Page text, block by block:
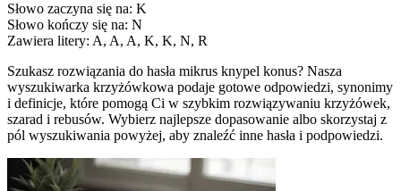
Słowo zaczyna się na: K
Słowo kończy się na: N
Zawiera litery: A, A, A, K, K, N, R
Szukasz rozwiązania do hasła mikrus knypel konus? Nasza
wyszukiwarka krzyżówkowa podaje gotowe odpowiedzi, synonimy
i definicje, które pomogą Ci w szybkim rozwiązywaniu krzyżówek,
szarad i rebusów. Wybierz najlepsze dopasowanie albo skorzystaj z
pól wyszukiwania powyżej, aby znaleźć inne hasła i podpowiedzi.